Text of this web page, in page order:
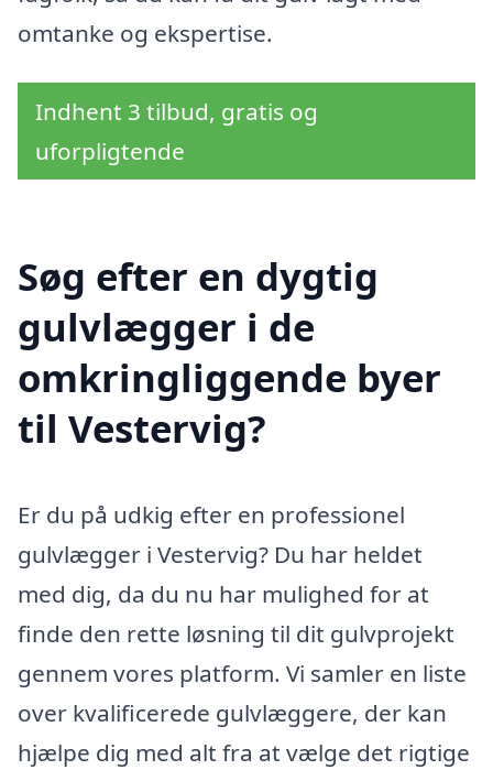
omtanke og ekspertise.
Indhent 3 tilbud, gratis og
uforpligtende
Søg efter en dygtig
gulvlægger i de
omkringliggende byer
til Vestervig?
Er du på udkig efter en professionel
gulvlægger i Vestervig? Du har heldet
med dig, da du nu har mulighed for at
finde den rette løsning til dit gulvprojekt
gennem vores platform. Vi samler en liste
over kvalificerede gulvlæggere, der kan
hjælpe dig med alt fra at vælge det rigtige